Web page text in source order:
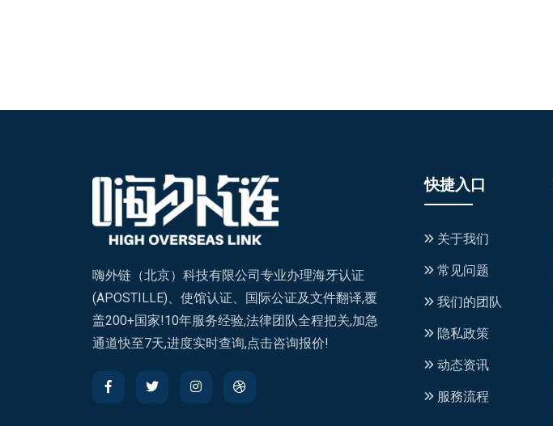
嗨外链（北京）科技有限公司专业办理海牙认证
(APOSTILLE)、使馆认证、国际公证及文件翻译,覆
盖200+国家!10年服务经验,法律团队全程把关,加急
通道快至7天,进度实时查询,点击咨询报价!
快捷入口
关于我们
常见问题
我们的团队
隐私政策
动态资讯
服務流程